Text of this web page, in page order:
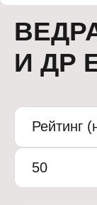
И ДР
Рейтинг
50